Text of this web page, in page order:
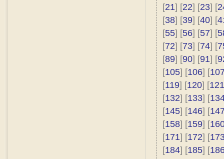
[21] [22] [23] [
[38] [39] [40] [
[55] [56] [57] [
[72] [73] [74] [
[89] [90] [91] [
[105] [106] [
[119] [120] [121
[132] [133] [
[145] [146] [
[158] [159] [
[171] [172] [
[184] [185] [